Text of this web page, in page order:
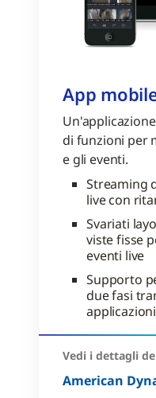
App
di funzioni per
e gli eventi.
Streaming
live con
Svariati
viste fisse
eventi live
Supporto
due fasi
applicazioni
Vedi i dettagli
American